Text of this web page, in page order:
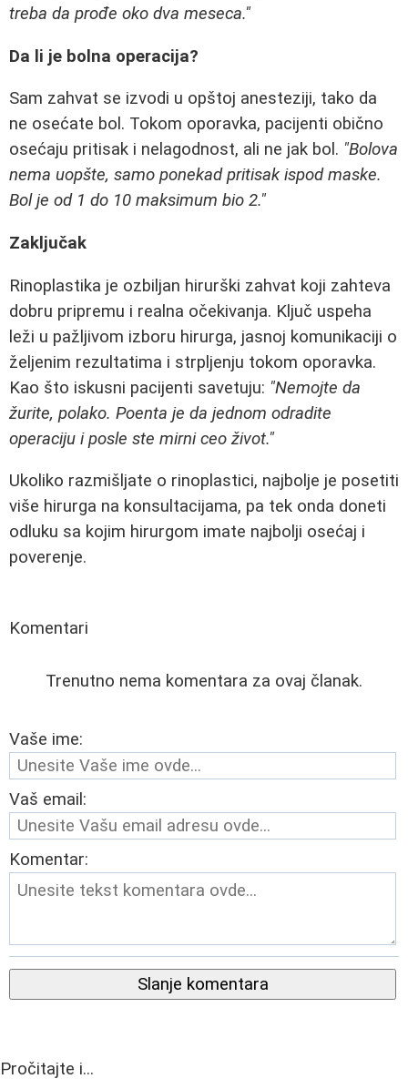
treba da prođe oko dva meseca."
Da li je bolna operacija?
Sam zahvat se izvodi u opštoj anesteziji, tako da
ne osećate bol. Tokom oporavka, pacijenti obično
osećaju pritisak i nelagodnost, ali ne jak bol. "Bolova
nema uopšte, samo ponekad pritisak ispod maske.
Bol je od 1 do 10 maksimum bio 2."
Zaključak
Rinoplastika je ozbiljan hirurški zahvat koji zahteva
dobru pripremu i realna očekivanja. Ključ uspeha
leži u pažljivom izboru hirurga, jasnoj komunikaciji o
željenim rezultatima i strpljenju tokom oporavka.
Kao što iskusni pacijenti savetuju: "Nemojte da
žurite, polako. Poenta je da jednom odradite
operaciju i posle ste mirni ceo život."
Ukoliko razmišljate o rinoplastici, najbolje je posetiti
više hirurga na konsultacijama, pa tek onda doneti
odluku sa kojim hirurgom imate najbolji osećaj i
poverenje.
Komentari
Trenutno nema komentara za ovaj članak.
Vaše ime:
Vaš email:
Komentar:
Slanje komentara
Pročitajte i...